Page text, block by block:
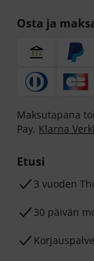
Osta ja
Maksutapana
Pay, Klarna
Etusi
3 vuoden
30 päivän